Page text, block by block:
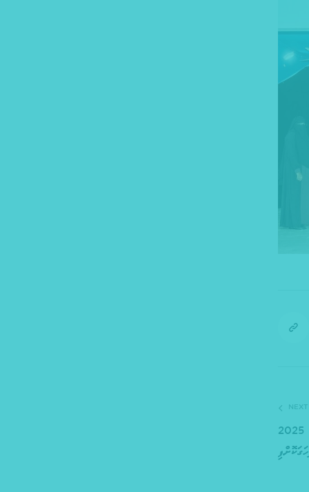
NEXT
ބައިނަލްއަޤުވާމީ މާދަރީބަހުގެ ދުވަސް 2025